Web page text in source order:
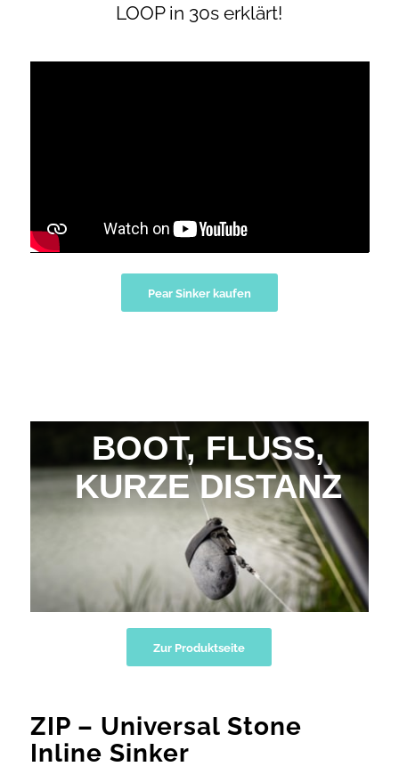
LOOP in 30s erklärt!
Pear Sinker kaufen
BOOT, FLUSS,
KURZE DISTANZ
Zur Produktseite
ZIP – Universal Stone
Inline Sinker